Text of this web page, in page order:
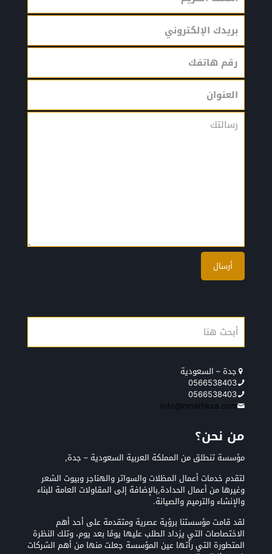
جدة – السعودية
0566538403
0566538403
info@mnarhksa.com
من نحن؟
مؤسسة تنطلق من المملكة العربية السعودية – جدة,
لتقدم خدمات أعمال المظلات والسواتر والهناجر وبيوت الشعر
وغيرها من أعمال الحدادة,بالإضافة إلى المقاولات العامة للبناء
والإنشاء والترميم والصيانة.
لقد قامت مؤسستنا برؤية عصرية ومتقدمة على أحد أهم
الاختصاصات التي يزداد الطلب عليها يومًا بعد يوم، وتلك النظرة
المتطورة التي رأتها عين المؤسسة جعلت منها من أهم الشركات